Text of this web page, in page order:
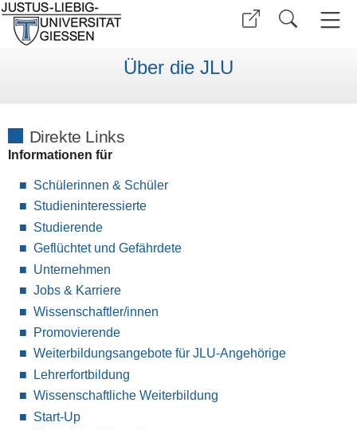
Über die JLU
Direkte Links
Informationen für
Schülerinnen & Schüler
Studieninteressierte
Studierende
Geflüchtet und Gefährdete
Unternehmen
Jobs & Karriere
Wissenschaftler/innen
Promovierende
Weiterbildungsangebote für JLU-Angehörige
Lehrerfortbildung
Wissenschaftliche Weiterbildung
Start-Up